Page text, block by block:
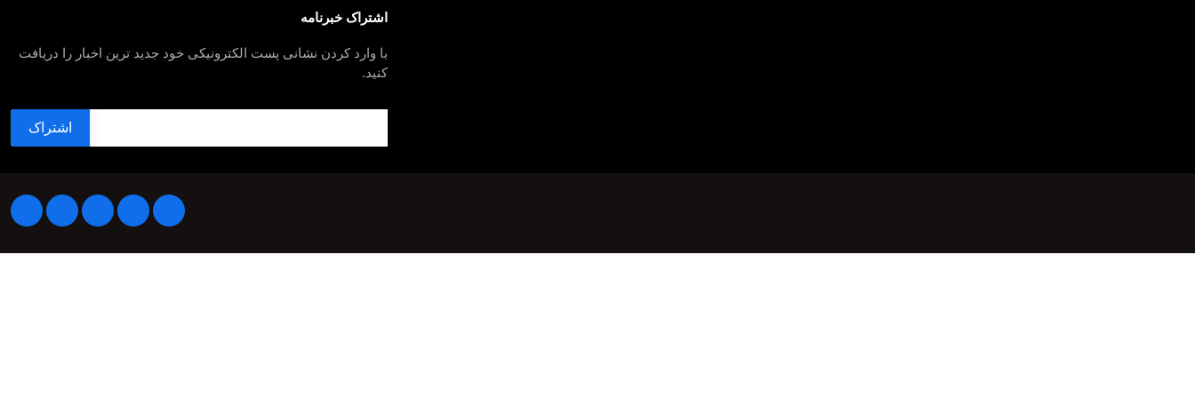
اشتراک خبرنامه
با وارد کردن نشانی پست الکترونیکی خود جدید ترین اخبار را دریافت
کنید.